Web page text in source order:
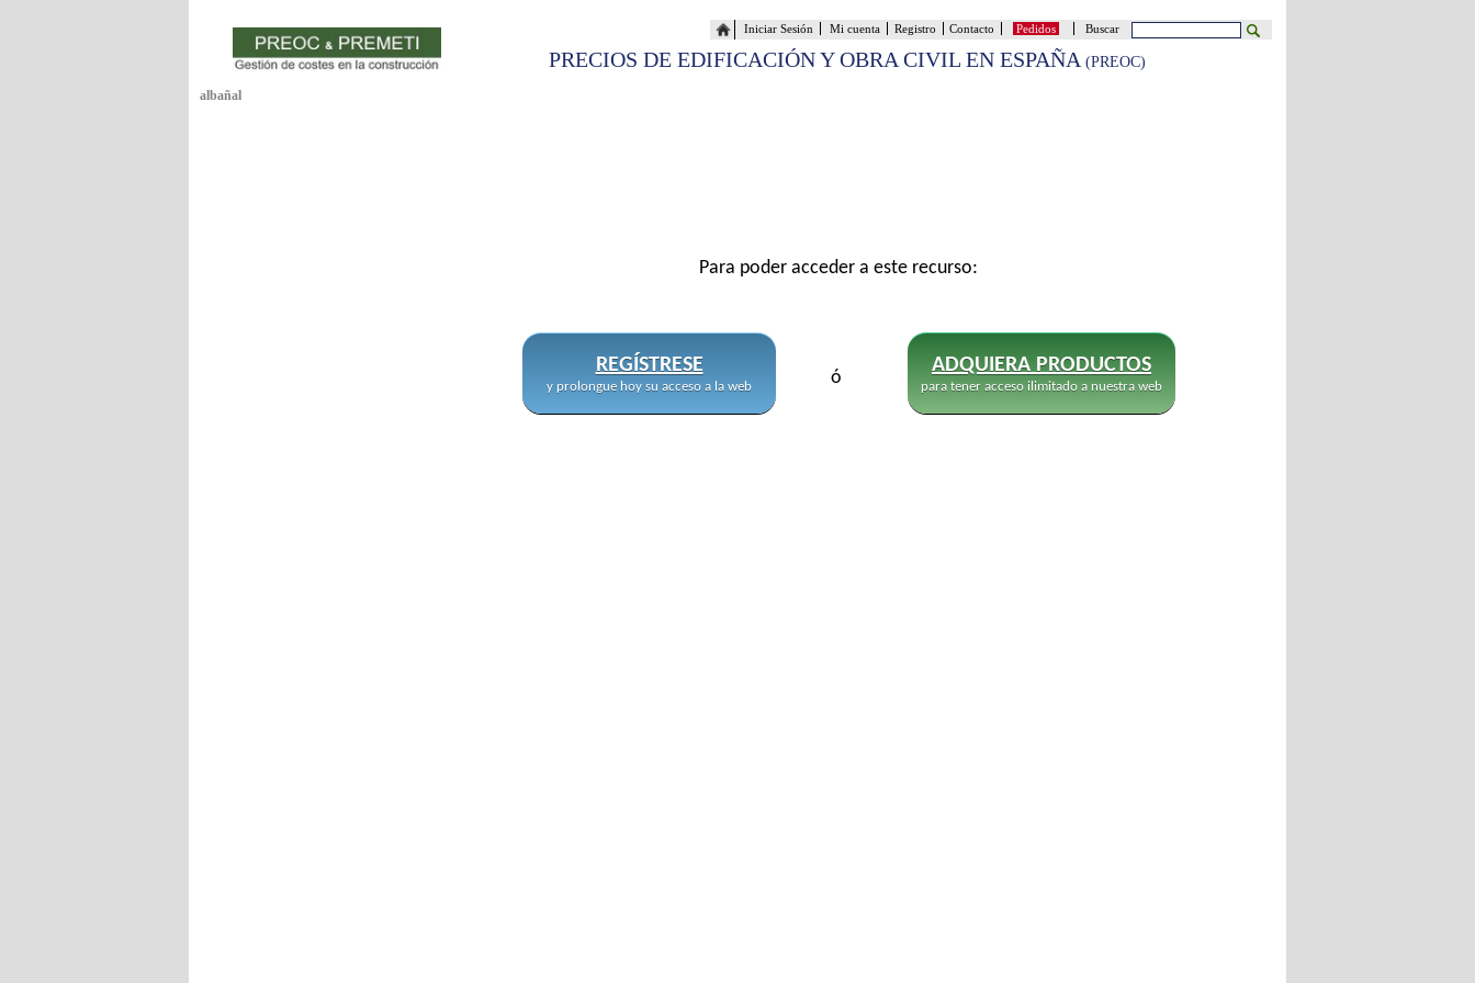
Buscar
Pedidos
Contacto
Registro
Mi cuenta
Iniciar Sesión
PRECIOS DE EDIFICACIÓN Y OBRA CIVIL EN ESPAÑA (PREOC)
albañal
REGÍSTRESE
y prolongue hoy su acceso a la web
Para poder acceder a este recurso:
ó
ADQUIERA PRODUCTOS
para tener acceso ilimitado a nuestra web